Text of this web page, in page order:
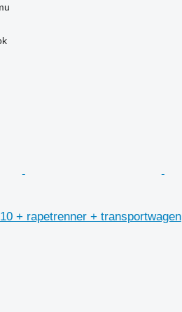
+ rapetrenner + transportwagen